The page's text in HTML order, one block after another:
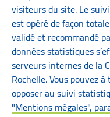
visiteurs du site. Le
est opéré de façon
validé et recommandé
données statistiques
serveurs internes de la
Rochelle. Vous pouvez
opposer au suivi
"Mentions mégales",